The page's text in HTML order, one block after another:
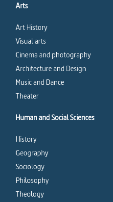
Arts
Art History
Visual arts
Cinema and photography
Architecture and Design
Music and Dance
Theater
Human and Social Sciences
History
Geography
Sociology
Philosophy
Theology